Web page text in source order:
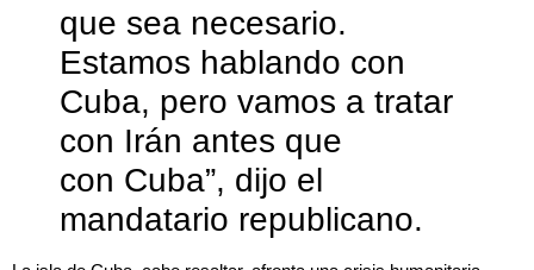
que sea necesario.
Estamos hablando con
Cuba, pero vamos a tratar
con Irán antes que
con Cuba”, dijo el
mandatario republicano.